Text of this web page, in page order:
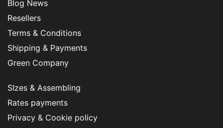
Blog News
Resellers
Terms & Conditions
Shipping & Payments
Green Company
SIzes & Assembling
Rates payments
Privacy & Cookie policy